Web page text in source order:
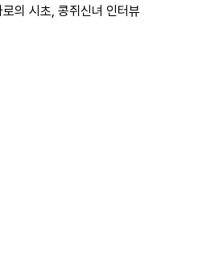
의 시초, 콩쥐신녀 인터뷰